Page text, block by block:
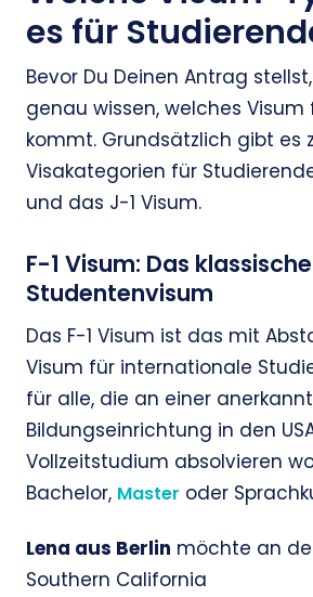
es für
Bevor Du Deinen Antrag
genau wissen, welches
kommt. Grundsätzlich gibt es
Visakategorien für
und das J-1 Visum.
F-1 Visum: Das klassische
Studentenvisum
Das F-1 Visum ist das mit
Visum für internationale
für alle, die an einer
Bildungseinrichtung in den
Vollzeitstudium absolvieren
Bachelor, Master oder
Lena aus Berlin möchte an
Southern California